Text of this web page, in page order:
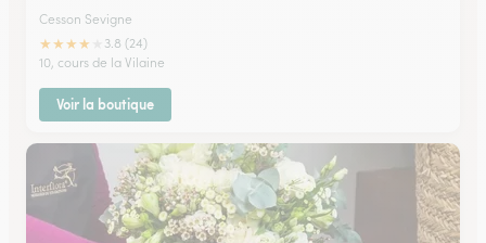
Cesson Sevigne
★★★★
3.8 (24)
10, cours de la Vilaine
Voir la boutique